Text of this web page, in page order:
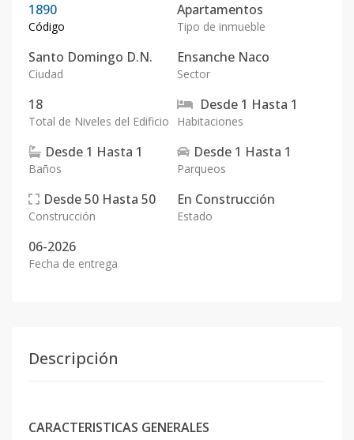
1890
Código
Apartamentos
Tipo de inmueble
Santo Domingo D.N.
Ciudad
Ensanche Naco
Sector
18
Total de Niveles del Edificio
Desde 1 Hasta 1
Habitaciones
Desde 1 Hasta 1
Baños
Desde 1 Hasta 1
Parqueos
Desde50 Hasta 50
Construcción
En Construcción
Estado
06-2026
Fecha de entrega
Descripción
CARACTERISTICAS GENERALES